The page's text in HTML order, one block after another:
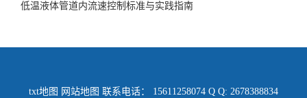
低温液体管道内流速控制标准与实践指南
txt地图 网站地图 联系电话： 15611258074 Q Q: 2678388834